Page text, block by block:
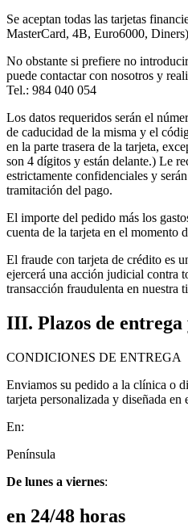
Se aceptan todas las tarjetas
MasterCard, 4B, Euro6000,
No obstante si prefiere no
puede contactar con nosotros y
Tel.: 984 040 054
Los datos requeridos serán el
de caducidad de la misma y el
en la parte trasera de la tarjeta,
son 4 dígitos y están delante.) Le
estrictamente confidenciales y
tramitación del pago.
El importe del pedido más los
cuenta de la tarjeta en el momento
El fraude con tarjeta de crédito es
ejercerá una acción judicial contra
transacción fraudulenta en nuestra
III. Plazos de entrega
CONDICIONES DE ENTREGA
Enviamos su pedido a la clínica o
tarjeta personalizada y diseñada en
En:
Península
De lunes a viernes:
en 24/48 horas